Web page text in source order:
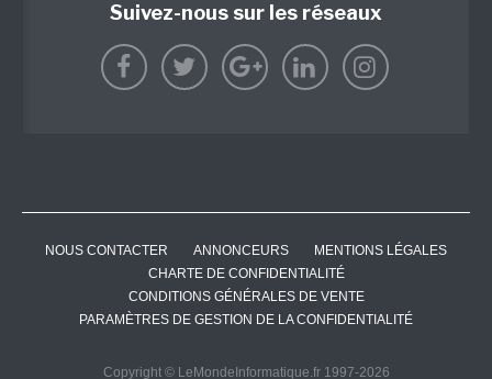
Suivez-nous sur les réseaux
NOUS CONTACTER ANNONCEURS
MENTIONS LÉGALES
CHARTE DE CONFIDENTIALITÉ
CONDITIONS GÉNÉRALES DE VENTE
PARAMÈTRES DE GESTION DE LA CONFIDENTIALITÉ
Copyright © LeMondeInformatique.fr 1997-2026